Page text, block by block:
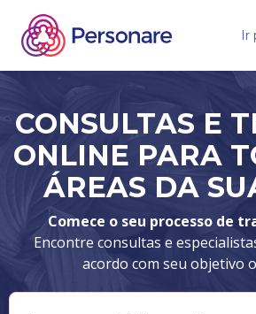
Ir
CONSULTAS E
ONLINE PARA
ÁREAS DA
Comece o seu processo de
Encontre consultas e
acordo com seu objetivo